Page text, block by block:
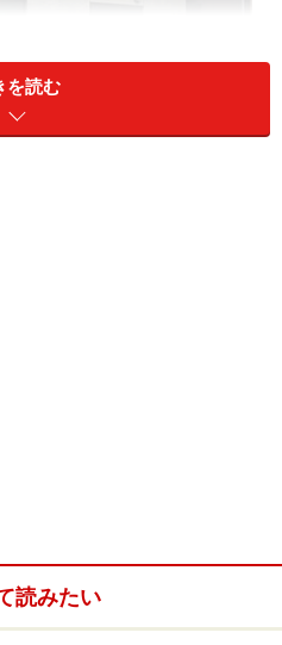
ンドメタルの吊りの引戸。
を読む
読みたい